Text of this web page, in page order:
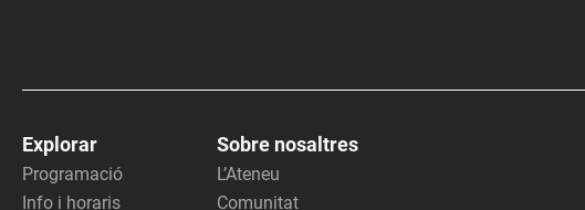
Explorar
Programació
Info i horaris
Sobre nosaltres
L’Ateneu
Comunitat